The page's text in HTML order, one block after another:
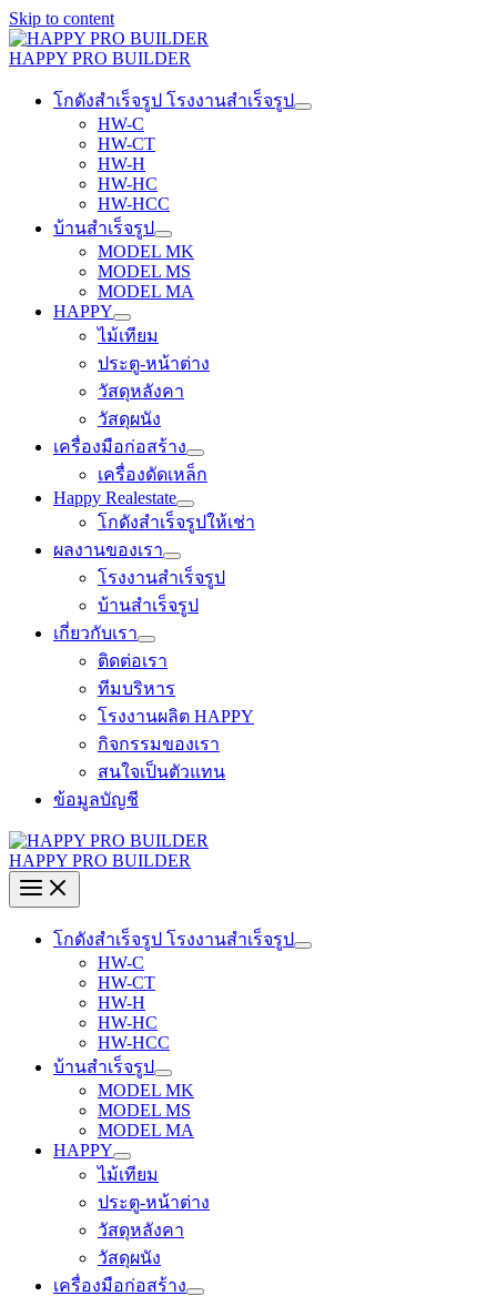
Skip to content
HAPPY PRO BUILDER
โกดังสำเร็จรูป โรงงานสำเร็จรูป
HW-C
HW-CT
HW-H
HW-HC
HW-HCC
บ้านสำเร็จรูป
MODEL MK
MODEL MS
MODEL MA
HAPPY
ไม้เทียม
ประตู-หน้าต่าง
วัสดุหลังคา
วัสดุผนัง
เครื่องมือก่อสร้าง
เครื่องดัดเหล็ก
Happy Realestate
โกดังสำเร็จรูปให้เช่า
ผลงานของเรา
โรงงานสำเร็จรูป
บ้านสำเร็จรูป
เกี่ยวกับเรา
ติดต่อเรา
ทีมบริหาร
โรงงานผลิต HAPPY
กิจกรรมของเรา
สนใจเป็นตัวแทน
ข้อมูลบัญชี
HAPPY PRO BUILDER
โกดังสำเร็จรูป โรงงานสำเร็จรูป
HW-C
HW-CT
HW-H
HW-HC
HW-HCC
บ้านสำเร็จรูป
MODEL MK
MODEL MS
MODEL MA
HAPPY
ไม้เทียม
ประตู-หน้าต่าง
วัสดุหลังคา
วัสดุผนัง
เครื่องมือก่อสร้าง